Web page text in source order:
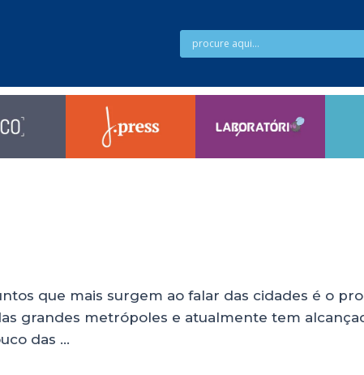
que mais surgem ao falar das cidades é o
grandes metrópoles e atualmente tem
das …